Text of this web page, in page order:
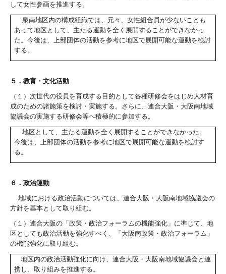
して女性参画を推進する。
泉南地区内の構成組織では、元々、女性組合員が少ないことも
あって地区として、主たる運動を全く展開することができなかっ
た。今後は、上部団体の活動を参考に地区で展開可能な運動を検討
する。
５．教育・文化活動
（１）次世代の役員を育成する目的として各種研修会をはじめ人材育
成のための諸施策を検討・実施する。さらに、連合大阪・大阪南地域
協議会の実施する研修会等へ積極的に参加する。
地区として、主たる運動を全く展開することができなかった。
今後は、上部団体の活動を参考に地区で展開可能な運動を検討す
る。
６．政治運動
地域における政治活動については、連合大阪・大阪南地域協議会の
方針を基本として取り組む。
（１）連合大阪の「政策・政治フォーラムの機能強化」に準じて、地
区としても政治活動を強化すべく、「大阪南政策・政治フォーラム」
の機能強化に取り組む。
地区内の政治活動強化に向け、連合大阪・大阪南地域協議会と連
携し、取り組みを推進する。